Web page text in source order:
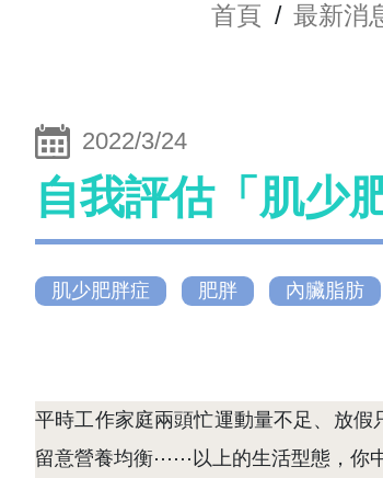
首頁 / 最新消
2022/3/24
自我評估「肌少
肌少肥胖症 肥胖 內臟脂肪
平時工作家庭兩頭忙運動量不足、放
留意營養均衡⋯⋯以上的生活型態，你